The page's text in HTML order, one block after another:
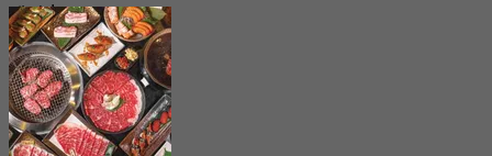
에서฿ 994